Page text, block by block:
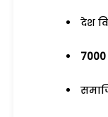
देश
7000